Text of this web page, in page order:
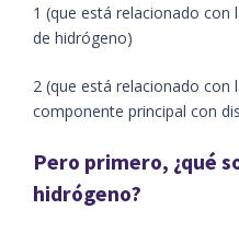
1 (que está relacionado con
de hidrógeno)
2 (que está relacionado
componente principal con
Pero primero, ¿qué
hidrógeno?